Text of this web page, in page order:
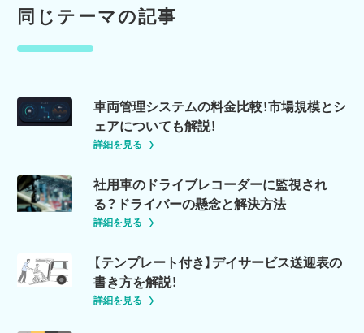
同じテーマの記事
車両管理システムの料金比較！市場規模とシ
ェアについても解説！
詳細を見る
社用車のドライブレコーダーに監視され
る？ドライバーの懸念と解決方法
詳細を見る
【テンプレート付き】デイサービス送迎表の
書き方を解説！
詳細を見る